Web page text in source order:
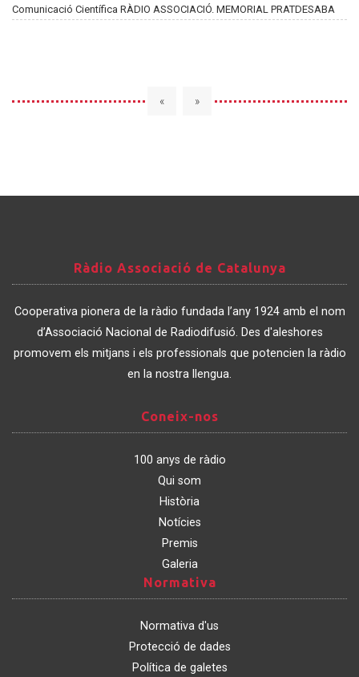
Comunicació Científica RÀDIO ASSOCIACIÓ. MEMORIAL PRATDESABA
« »
Associació
de
Catalunya
Ràdio Associació de Catalunya
Cooperativa pionera de la ràdio fundada l’any 1924 amb el nom
d’Associació Nacional de Radiodifusió. Des d'aleshores
promovem els mitjans i els professionals que potencien la ràdio
en la nostra llengua.
nos
Coneix-nos
100 anys de ràdio
Qui som
Història
Notícies
Premis
Galeria
Normativa
Normativa d'us
Protecció de dades
Política de galetes